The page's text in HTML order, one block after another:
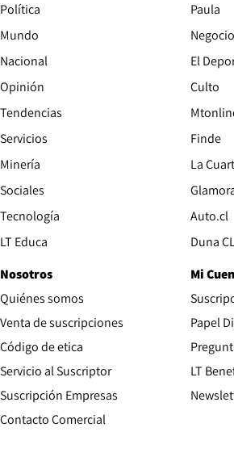
Política
Mundo
Nacional
Opinión
Tendencias
Servicios
Minería
Sociales
Tecnología
LT Educa
Paula
El
Culto
Finde
La
Auto.cl
Duna
Nosotros
Quiénes somos
Venta de suscripciones
Código de etica Opens in new window
Servicio al Suscriptor
Suscripción Empresas
Contacto ComercialOpens in new window
Mi
Papel
LT